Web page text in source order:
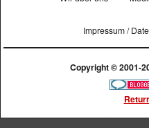
Impressum /
Copyright © 2001-